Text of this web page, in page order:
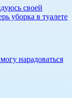
своей
уборка в туалете
нарадоваться